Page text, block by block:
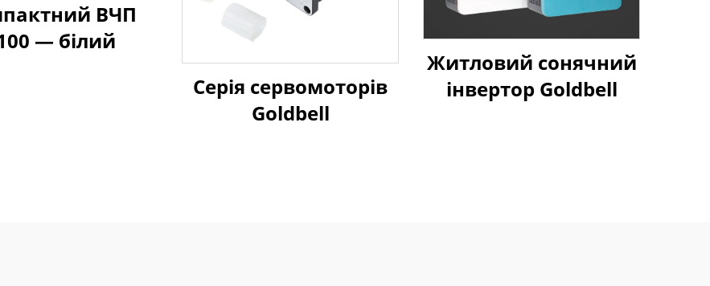
ВЧП
— білий
Серія сервомоторів
Goldbell
Житловий сонячний
інвертор Goldbell